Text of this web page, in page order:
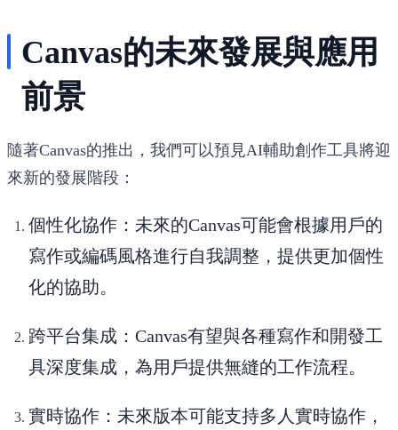
Canvas的未來發展與應用
前景
隨著Canvas的推出，我們可以預見AI輔助創作工具將迎
來新的發展階段：
個性化協作 ：未來的Canvas可能會根據用戶的
寫作或編碼風格進行自我調整，提供更加個性
化的協助。
跨平台集成 ：Canvas有望與各種寫作和開發工
具深度集成，為用戶提供無縫的工作流程。
實時協作 ：未來版本可能支持多人實時協作，